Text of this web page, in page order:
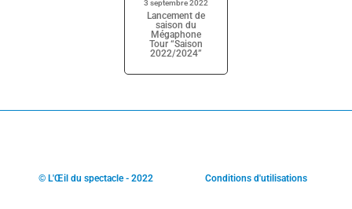
3 septembre 2022
Lancement de
saison du
Mégaphone
Tour “Saison
2022/2024”
© L'Œil du spectacle - 2022 Conditions d'utilisations